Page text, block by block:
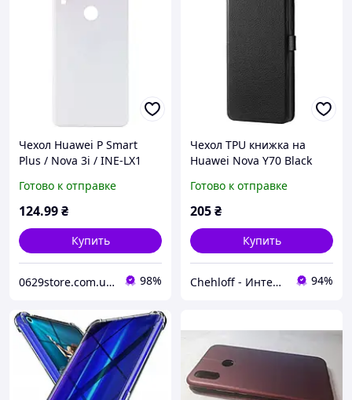
Чехол Huawei P Smart
Plus / Nova 3i / INE-LX1
бампер белый
Готово к отправке
124.99₴
Купить
0629store.com.ua - Интернет магазин чехлов и защитных стекол для смартфонов 98%
Чехол TPU книжка на
Huawei Nova Y70 Black
Готово к отправке
205₴
Купить
Chehloff - Интернет магазин 94%